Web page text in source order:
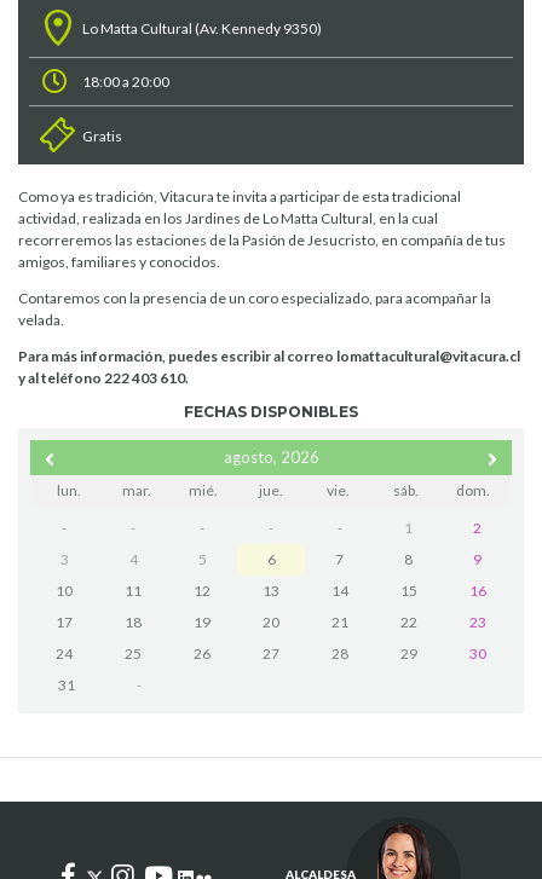
Lo Matta Cultural (Av. Kennedy 9350)
18:00 a 20:00
Gratis
Como ya es tradición, Vitacura te invita a participar de esta tradicional
actividad, realizada en los Jardines de Lo Matta Cultural, en la cual
recorreremos las estaciones de la Pasión de Jesucristo, en compañía de tus
amigos, familiares y conocidos.
Contaremos con la presencia de un coro especializado, para acompañar la
velada.
Para más información, puedes escribir al correo lomattacultural@vitacura.cl
y al teléfono 222 403 610.
FECHAS DISPONIBLES
agosto, 2026
lun. mar. mié. jue. vie. sáb. dom.
- - - - - 1
2
3
4 5 6 7 8
9
10
11 12 13 14 15
16
17
18 19 20 21 22
23
24
25 26 27 28 29
30
31
-
ALCALDESA